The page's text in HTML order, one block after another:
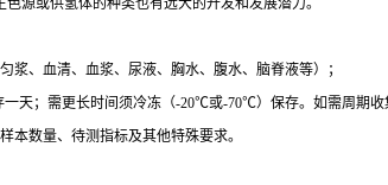
浆、血清、血浆、尿液、胸水、腹水、脑脊液等）；
一天；需更长时间须冷冻（-20℃或-70℃）保存。如需周期
本数量、待测指标及其他特殊要求。